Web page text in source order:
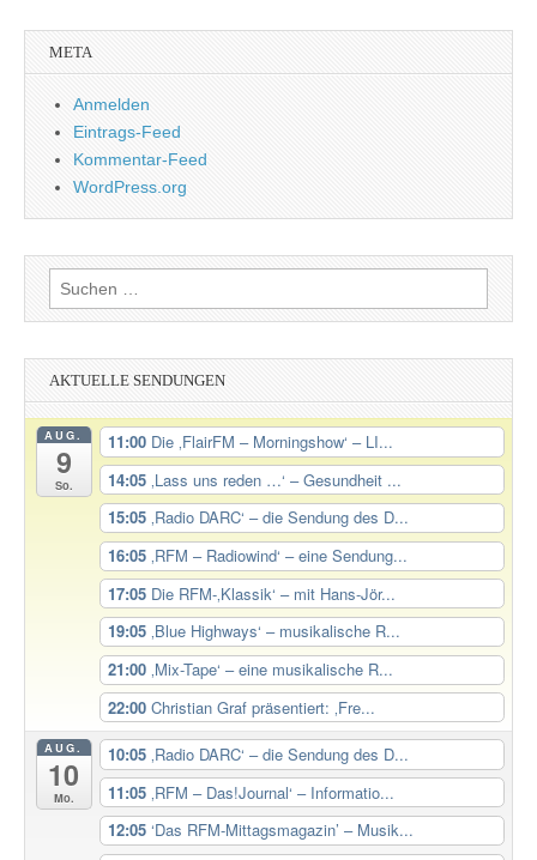
META
Anmelden
Eintrags-Feed
Kommentar-Feed
WordPress.org
Suchen
nach:
AKTUELLE SENDUNGEN
AUG.
9
So.
11:00 Die ‚FlairFM – Morningshow‘ – LI...
14:05 ‚Lass uns reden …‘ – Gesundheit ...
15:05 ‚Radio DARC‘ – die Sendung des D...
16:05 ‚RFM – Radiowind‘ – eine Sendung...
17:05 Die RFM-‚Klassik‘ – mit Hans-Jör...
19:05 ‚Blue Highways‘ – musikalische R...
21:00 ‚Mix-Tape‘ – eine musikalische R...
22:00 Christian Graf präsentiert: ‚Fre...
AUG.
10
Mo.
10:05 ‚Radio DARC‘ – die Sendung des D...
11:05 ‚RFM – Das!Journal‘ – Informatio...
12:05 ‘Das RFM-Mittagsmagazin’ – Musik...